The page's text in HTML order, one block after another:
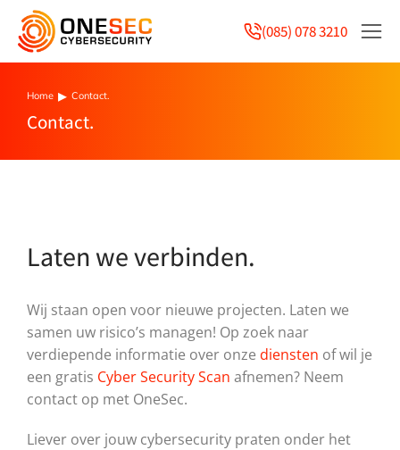
(085) 078 3210
You are here:
Home Contact.
Contact.
Laten we verbinden.
Wij staan open voor nieuwe projecten. Laten we
samen uw risico’s managen! Op zoek naar
verdiepende informatie over onze diensten of wil je
een gratis Cyber Security Scan afnemen? Neem
contact op met OneSec.
Liever over jouw cybersecurity praten onder het